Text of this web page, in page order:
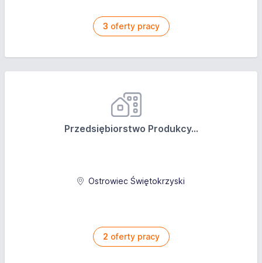
3 oferty pracy
Przedsiębiorstwo Produkcy...
Ostrowiec Świętokrzyski
2 oferty pracy